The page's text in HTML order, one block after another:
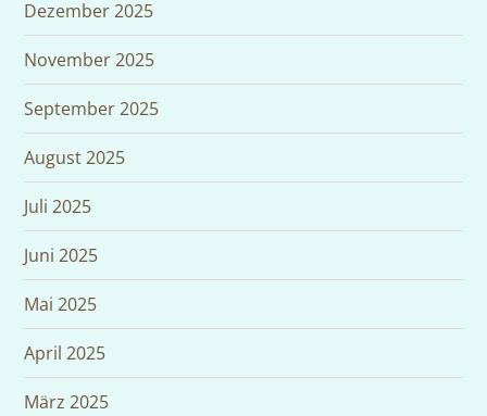
Dezember 2025
November 2025
September 2025
August 2025
Juli 2025
Juni 2025
Mai 2025
April 2025
März 2025